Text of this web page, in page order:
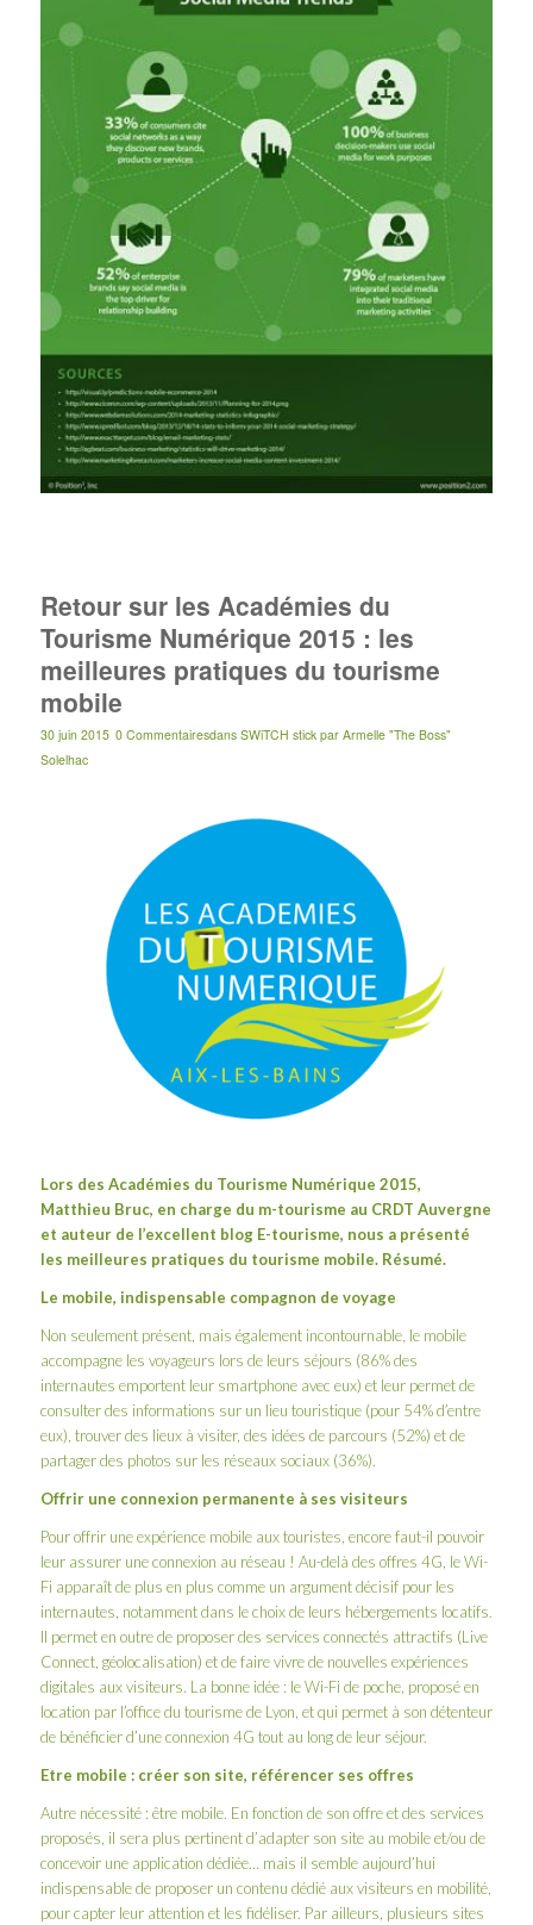
Retour sur les Académies du
Tourisme Numérique 2015 : les
meilleures pratiques du tourisme
mobile
30 juin 2015 0 Commentairesdans SWiTCH stick par Armelle "The Boss"
Solelhac
Lors des Académies du Tourisme Numérique 2015,
Matthieu Bruc, en charge du m-tourisme au CRDT Auvergne
et auteur de l’excellent blog E-tourisme, nous a présenté
les meilleures pratiques du tourisme mobile. Résumé.
Le mobile, indispensable compagnon de voyage
Non seulement présent, mais également incontournable, le mobile
accompagne les voyageurs lors de leurs séjours (86% des
internautes emportent leur smartphone avec eux) et leur permet de
consulter des informations sur un lieu touristique (pour 54% d’entre
eux), trouver des lieux à visiter, des idées de parcours (52%) et de
partager des photos sur les réseaux sociaux (36%).
Offrir une connexion permanente à ses visiteurs
Pour offrir une expérience mobile aux touristes, encore faut-il pouvoir
leur assurer une connexion au réseau ! Au-delà des offres 4G, le Wi-
Fi apparaît de plus en plus comme un argument décisif pour les
internautes, notamment dans le choix de leurs hébergements locatifs.
Il permet en outre de proposer des services connectés attractifs (Live
Connect, géolocalisation) et de faire vivre de nouvelles expériences
digitales aux visiteurs. La bonne idée : leWi-Fi de poche, proposé en
location par l’office du tourisme de Lyon , et qui permet à son détenteur
de bénéficier d’une connexion 4G tout au long de leur séjour.
Etre mobile : créer son site, référencer ses offres
Autre nécessité : être mobile. En fonction de son offre et des services
proposés, il sera plus pertinent d’adapter son site au mobile et/ou de
concevoir une application dédiée… mais il semble aujourd’hui
indispensable de proposer un contenu dédié aux visiteurs en mobilité,
pour capter leur attention et les fidéliser. Par ailleurs, plusieurs sites